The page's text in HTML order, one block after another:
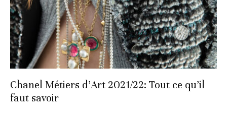
Chanel Métiers d’Art 2021/22: Tout ce qu’il
faut savoir